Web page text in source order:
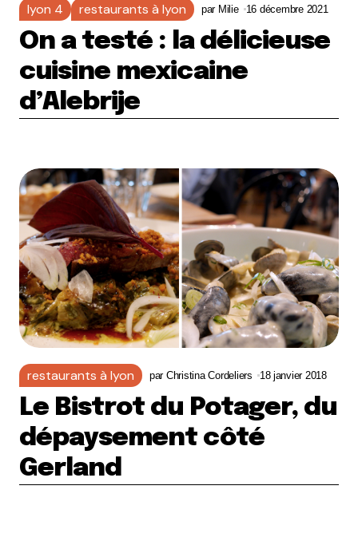
lyon 4 restaurants à lyon par Milie 16 décembre 2021
On a testé : la délicieuse
cuisine mexicaine
d’Alebrije
restaurants à lyon par Christina Cordeliers 18 janvier 2018
Le Bistrot du Potager, du
dépaysement côté
Gerland